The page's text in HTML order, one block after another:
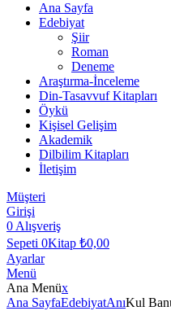
Ana Sayfa
Edebiyat
Şiir
Roman
Deneme
Araştırma-İnceleme
Din-Tasavvuf Kitapları
Öykü
Kişisel Gelişim
Akademik
Dilbilim Kitapları
İletişim
Müşteri
Girişi
0 Alışveriş
Sepeti 0Kitap ₺0,00
Ayarlar
Menü
Ana Menüx
Ana SayfaEdebiyatAnıKul